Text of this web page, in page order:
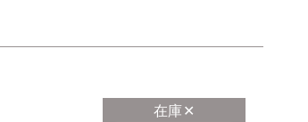
在庫✕